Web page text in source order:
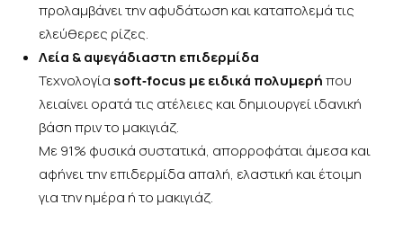
προλαμβάνει την αφυδάτωση και καταπολεμά τις
ελεύθερες ρίζες.
Λεία & αψεγάδιαστη επιδερμίδα
Τεχνολογία soft‑focus με ειδικά πολυμερήπου
λειαίνει ορατά τις ατέλειες και δημιουργεί ιδανική
βάση πριν το μακιγιάζ.
Με 91% φυσικά συστατικά, απορροφάται άμεσα και
αφήνει την επιδερμίδα απαλή, ελαστική και έτοιμη
για την ημέρα ή το μακιγιάζ.